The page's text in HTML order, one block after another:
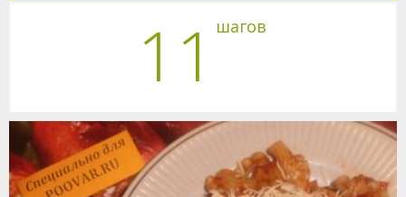
11 шагов